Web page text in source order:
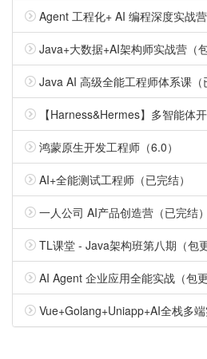
Agent 工程化+ AI 编程深度实战营
Java+大数据+AI架构师实战营（包
Java AI 高级全能工程师体系课（
【Harness&Hermes】多智能体
鸿蒙原生开发工程师（6.0）
AI+全能测试工程师（已完结）
一人公司 AI产品创造营（已完结）
TL课堂 - Java架构班第八期（包更
AI Agent 企业应用全能实战（包更
Vue+Golang+Uniapp+AI全栈多端